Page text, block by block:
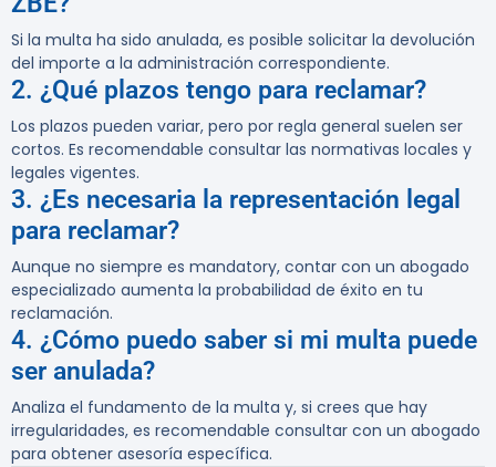
Si la multa ha sido anulada, es posible solicitar la devolución
del importe a la administración correspondiente.
2. ¿Qué plazos tengo para reclamar?
Los plazos pueden variar, pero por regla general suelen ser
cortos. Es recomendable consultar las normativas locales y
legales vigentes.
3. ¿Es necesaria la representación legal
para reclamar?
Aunque no siempre es mandatory, contar con un abogado
especializado aumenta la probabilidad de éxito en tu
reclamación.
4. ¿Cómo puedo saber si mi multa puede
ser anulada?
Analiza el fundamento de la multa y, si crees que hay
irregularidades, es recomendable consultar con un abogado
para obtener asesoría específica.